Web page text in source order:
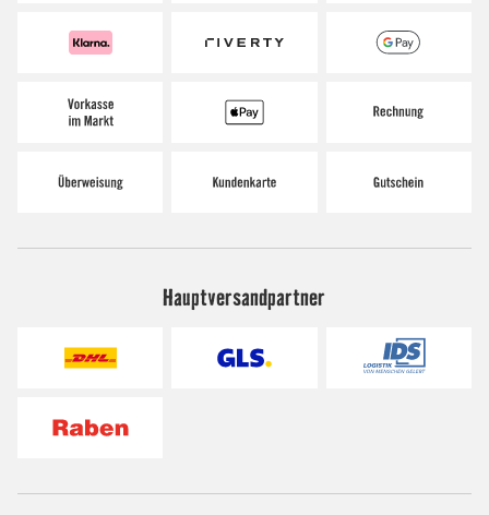
Hauptversandpartner